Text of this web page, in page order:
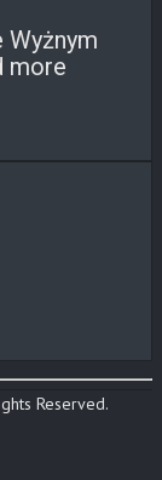
more
Reserved.